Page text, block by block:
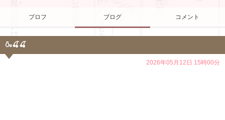
プロフ ブログ コメント
🍶🍒🍒
2026年05月12日 15時00分